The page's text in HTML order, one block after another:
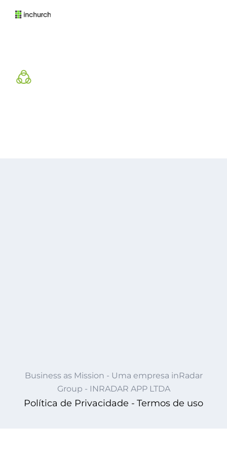
Business as Mission - Uma empresa inRadar
Group - INRADAR APP LTDA
Política de Privacidade - Termos de uso